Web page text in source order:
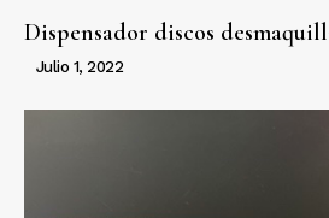
Dispensador discos
Julio 1, 2022